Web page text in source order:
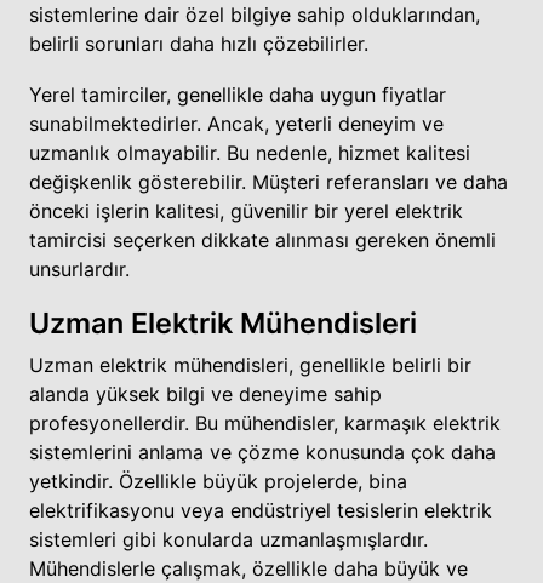
sistemlerine dair özel bilgiye sahip olduklarından,
belirli sorunları daha hızlı çözebilirler.
Yerel tamirciler, genellikle daha uygun fiyatlar
sunabilmektedirler. Ancak, yeterli deneyim ve
uzmanlık olmayabilir. Bu nedenle, hizmet kalitesi
değişkenlik gösterebilir. Müşteri referansları ve daha
önceki işlerin kalitesi, güvenilir bir yerel elektrik
tamircisi seçerken dikkate alınması gereken önemli
unsurlardır.
Uzman Elektrik Mühendisleri
Uzman elektrik mühendisleri, genellikle belirli bir
alanda yüksek bilgi ve deneyime sahip
profesyonellerdir. Bu mühendisler, karmaşık elektrik
sistemlerini anlama ve çözme konusunda çok daha
yetkindir. Özellikle büyük projelerde, bina
elektrifikasyonu veya endüstriyel tesislerin elektrik
sistemleri gibi konularda uzmanlaşmışlardır.
Mühendislerle çalışmak, özellikle daha büyük ve